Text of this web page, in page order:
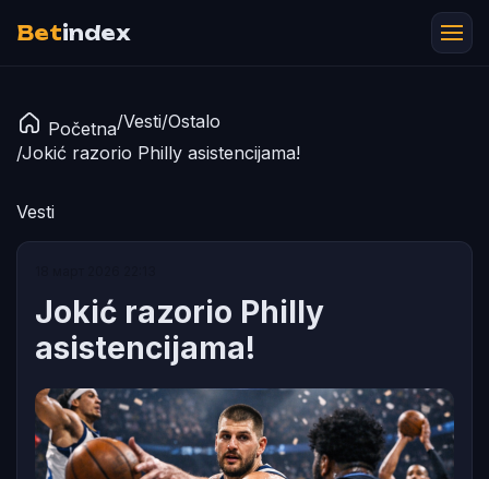
Betindex
Početna/Vesti/Ostalo
/Jokić razorio Philly asistencijama!
Vesti
Jokić razorio Philly
asistencijama!